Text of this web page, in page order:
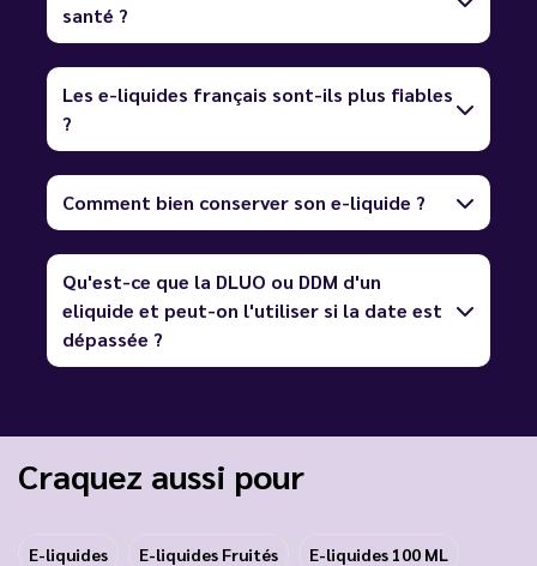
santé ?
Les e-liquides français sont-ils plus fiables
?
Comment bien conserver son e-liquide ?
Qu'est-ce que la DLUO ou DDM d'un
eliquide et peut-on l'utiliser si la date est
dépassée ?
Craquez aussi pour
E-liquides E-liquides Fruités E-liquides 100 ML